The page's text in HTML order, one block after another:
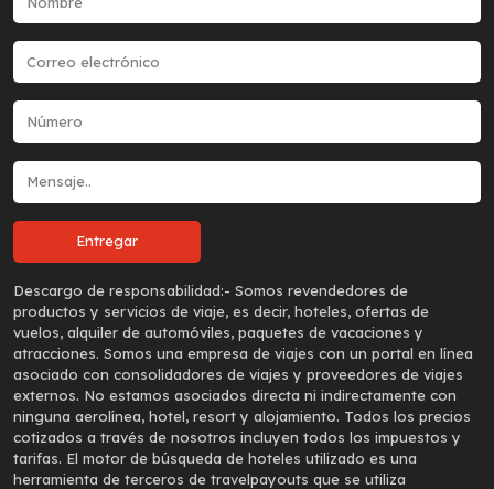
Descargo de responsabilidad:- Somos revendedores de
productos y servicios de viaje, es decir, hoteles, ofertas de
vuelos, alquiler de automóviles, paquetes de vacaciones y
atracciones. Somos una empresa de viajes con un portal en línea
asociado con consolidadores de viajes y proveedores de viajes
externos. No estamos asociados directa ni indirectamente con
ninguna aerolínea, hotel, resort y alojamiento. Todos los precios
cotizados a través de nosotros incluyen todos los impuestos y
tarifas. El motor de búsqueda de hoteles utilizado es una
herramienta de terceros de travelpayouts que se utiliza